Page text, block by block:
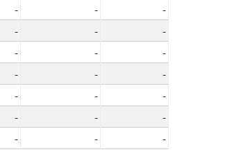
- -
-
- -
-
- -
-
- -
-
- -
-
- -
-
- - -